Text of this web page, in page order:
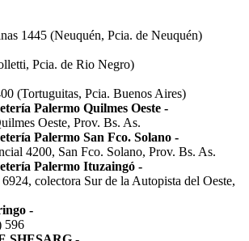
1445 (Neuquén, Pcia. de Neuquén)
Pcia. de Rio Negro)
(Tortuguitas, Pcia. Buenos Aires)
Palermo Quilmes Oeste -
Oeste, Prov. Bs. As.
Palermo San Fco. Solano -
4200, San Fco. Solano, Prov. Bs. As.
Palermo Ituzaingó -
colectora Sur de la Autopista del Oeste,
-
596